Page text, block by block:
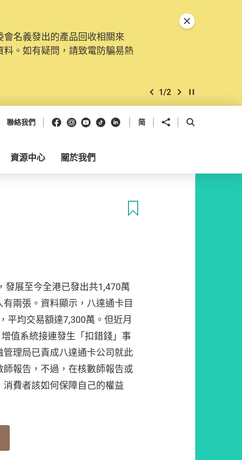
名義發出的產品回收相關來
。如有疑問，請致電防騙易熱
上一個
1/2 下一個開始/暫停幻燈
關閉特別通告
聯絡我們 Facebook
Instagram
Youtube
抖音領英 简 分享到 開啟搜尋框
資源中心 關於我們
發展至今全港已發出共1,470萬
兩張。資料顯示，八達通卡目
平均交易額達7,300萬。但近月
值系統接連發生「扣錯錢」事
理局已責成八達通卡公司就此
報告，不過，在核數師報告或
費者該如何保障自己的權益